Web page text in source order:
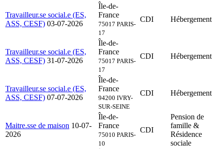
Travailleur.se social.e (ES,
ASS, CESF) 03-07-2026
Île-de-
France
75017 PARIS-
17
CDI Hébergement
Travailleur.se social.e (ES,
ASS, CESF) 31-07-2026
Île-de-
France
75017 PARIS-
17
CDI Hébergement
Travailleur.se social.e (ES,
ASS, CESF) 07-07-2026
Île-de-
France
94200 IVRY-
SUR-SEINE
CDI Hébergement
Maitre.sse de maison 10-07-
2026
Île-de-
France
75010 PARIS-
10
CDI
Pension de
famille &
Résidence
sociale